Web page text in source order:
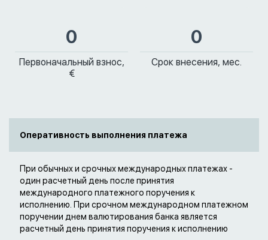
0
Первоначальный взнос,
€
0
Срок внесения, мес.
Оперативность выполнения платежа
При обычных и срочных международных платежах -
один расчетный день после принятия
международного платежного поручения к
исполнению. При срочном международном платежном
поручении днем валютирования банка является
расчетный день принятия поручения к исполнению